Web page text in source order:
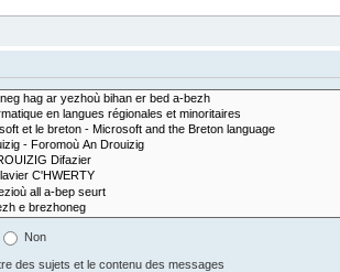
Non
des sujets et le contenu des messages